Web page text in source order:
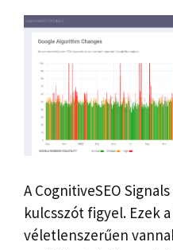
A CognitiveSEO
kulcsszót figyel. Ezek
véletlenszerűen